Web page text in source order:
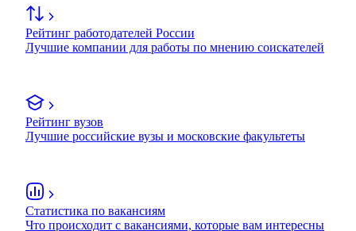
Рейтинг работодателей России
Лучшие компании для работы по мнению соискателей
Рейтинг вузов
Лучшие российские вузы и московские факультеты
Статистика по вакансиям
Что происходит с вакансиями, которые вам интересны